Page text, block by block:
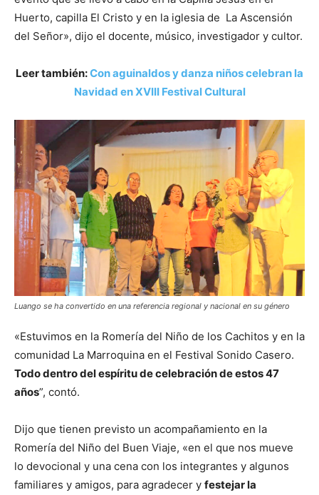
Huerto, capilla El Cristo y en la iglesia de La Ascensión
del Señor», dijo el docente, músico, investigador y cultor.
Leer también:Con aguinaldos y danza niños celebran la
Navidad en XVIII Festival Cultural
Luango se ha convertido en una referencia regional y nacional en su género
«Estuvimos en la Romería del Niño de los Cachitos y en la
comunidad La Marroquina en el Festival Sonido Casero.
Todo dentro del espíritu de celebración de estos 47
años”, contó.
Dijo que tienen previsto un acompañamiento en la
Romería del Niño del Buen Viaje, «en el que nos mueve
lo devocional y una cena con los integrantes y algunos
familiares y amigos, para agradecer y festejar la